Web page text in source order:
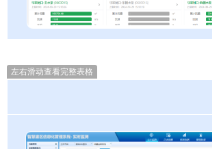
左右滑动查看完整表格